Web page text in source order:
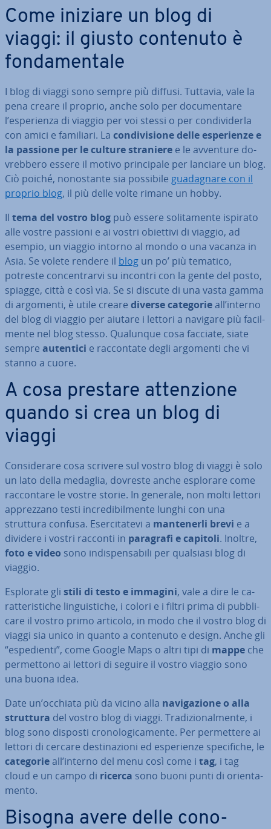
Come iniziare un blog di
viaggi: il giusto contenuto è
fon­da­men­ta­le
I blog di viaggi sono sempre più diffusi. Tuttavia, vale la
pena creare il proprio, anche solo per do­cu­men­ta­re
l’espe­rien­za di viaggio per voi stessi o per con­di­vi­der­la
con amici e familiari. La con­di­vi­sio­ne delle espe­rien­ze e
la passione per le culture straniere e le avventure do­
vreb­be­ro essere il motivo prin­ci­pa­le per lanciare un blog.
Ciò poiché, no­no­stan­te sia possibile gua­da­gna­re con il
proprio blog, il più delle volte rimane un hobby.
Il tema del vostro blog può essere so­li­ta­men­te ispirato
alle vostre passioni e ai vostri obiettivi di viaggio, ad
esempio, un viaggio intorno al mondo o una vacanza in
Asia. Se volete rendere il blog un po’ più tematico,
potreste con­cen­trar­vi su incontri con la gente del posto,
spiagge, città e così via. Se si discute di una vasta gamma
di argomenti, è utile creare diverse categorieall’interno
del blog di viaggio per aiutare i lettori a navigare più fa­cil­
men­te nel blog stesso. Qualunque cosa facciate, siate
sempre autentici e rac­con­ta­te degli argomenti che vi
stanno a cuore.
A cosa prestare at­ten­zio­ne
quando si crea un blog di
viaggi
Con­si­de­ra­re cosa scrivere sul vostro blog di viaggi è solo
un lato della medaglia, dovreste anche esplorare come
rac­con­ta­re le vostre storie. In generale, non molti lettori
ap­prez­za­no testi in­cre­di­bil­men­te lunghi con una
struttura confusa. Eser­ci­ta­te­vi a man­te­ner­li brevi e a
dividere i vostri racconti in paragrafi e capitoli. Inoltre,
foto e video sono in­di­spen­sa­bi­li per qualsiasi blog di
viaggio.
Esplorate gli stili di testo e immagini, vale a dire le ca­
rat­te­ri­sti­che lin­gui­sti­che, i colori e i filtri prima di pub­bli­
ca­re il vostro primo articolo, in modo che il vostro blog di
viaggi sia unico in quanto a contenuto e design. Anche gli
“espe­dien­ti”, come Google Maps o altri tipi di mappe che
per­met­to­no ai lettori di seguire il vostro viaggio sono
una buona idea.
Date un’occhiata più da vicino alla na­vi­ga­zio­ne o alla
struttura del vostro blog di viaggi. Tra­di­zio­nal­men­te, i
blog sono disposti cro­no­lo­gi­ca­men­te. Per per­met­te­re ai
lettori di cercare de­sti­na­zio­ni ed espe­rien­ze spe­ci­fi­che, le
categorieall’interno del menu così come i tag, i tag
cloud e un campo di ricerca sono buoni punti di orien­ta­
men­to.
Bisogna avere delle co­no­